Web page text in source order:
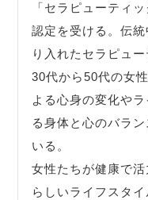
「セラピューティ
認定を受ける。伝
り入れたセラピュ
30代から50代の女
よる心身の変化や
る身体と心のバラ
いる。
女性たちが健康で
らしいライフスタ